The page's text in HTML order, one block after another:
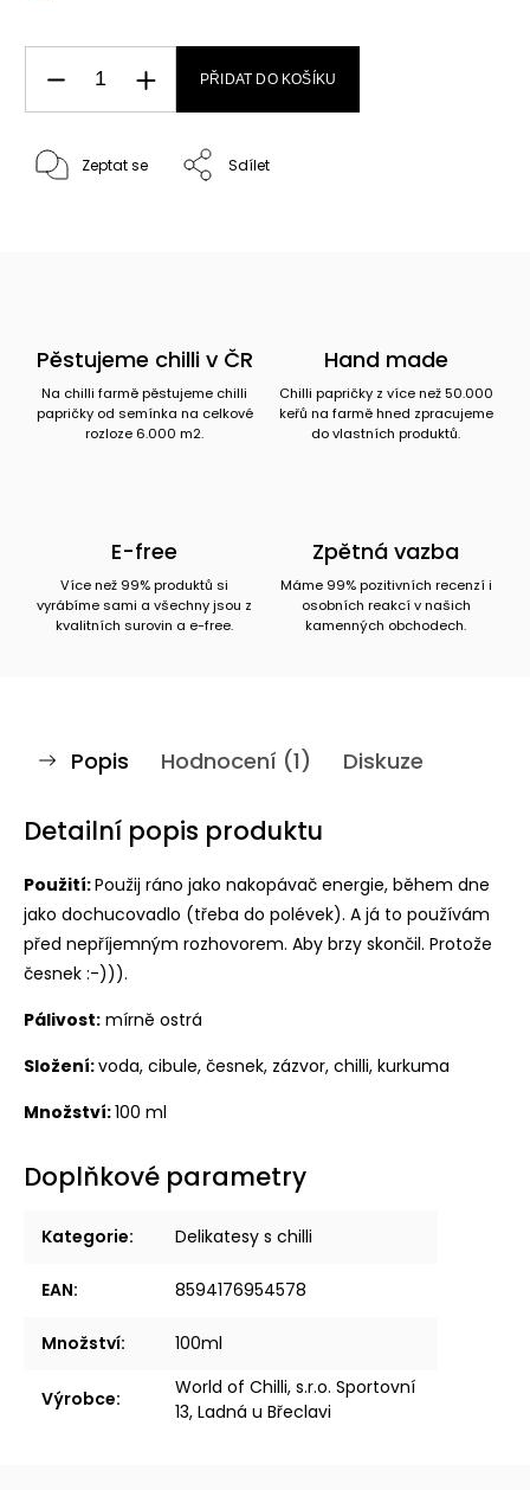
PŘIDAT DO KOŠÍKU
Zeptat se Sdílet
Pěstujeme chilli v ČR
Na chilli farmě pěstujeme chilli
papričky od semínka na celkové
rozloze 6.000 m2.
Hand made
Chilli papričky z více než 50.000
keřů na farmě hned zpracujeme
do vlastních produktů.
E-free
Více než 99% produktů si
vyrábíme sami a všechny jsou z
kvalitních surovin a e-free.
Zpětná vazba
Máme 99% pozitivních recenzí i
osobních reakcí v našich
kamenných obchodech.
Popis Hodnocení (1) Diskuze
Detailní popis produktu
Použití:Použij ráno jako nakopávač energie, během dne
jako dochucovadlo (třeba do polévek). A já to používám
před nepříjemným rozhovorem. Aby brzy skončil. Protože
česnek :-))).
Pálivost: mírně ostrá
Složení:voda, cibule, česnek, zázvor, chilli, kurkuma
Množství:100 ml
Doplňkové parametry
Kategorie: Delikatesy s chilli
EAN: 8594176954578
Množství: 100ml
Výrobce:
World of Chilli, s.r.o. Sportovní
13, Ladná u Břeclavi